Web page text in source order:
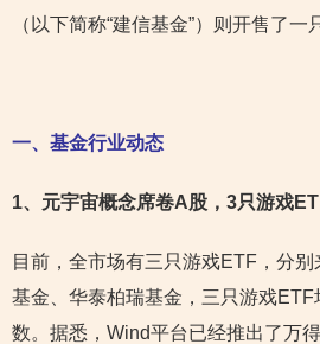
（以下简称“建信基金”）则开售了一
一、基金行业动态
1、元宇宙概念席卷A股，3只游戏
目前，全市场有三只游戏ETF，分
基金、华泰柏瑞基金，三只游戏
数。据悉，Wind平台已经推出了万